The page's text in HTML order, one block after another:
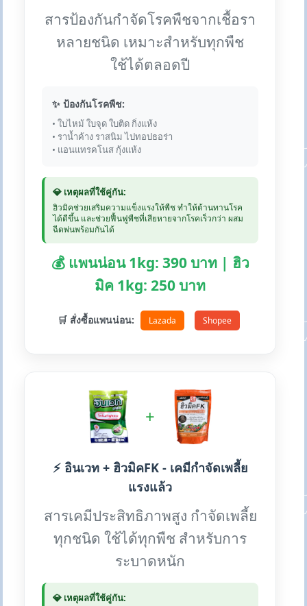
สารป้องกันกำจัดโรคพืชจากเชื้อรา
หลายชนิด เหมาะสำหรับทุกพืช
ใช้ได้ตลอดปี
✨ ป้องกันโรคพืช:
• ใบไหม้ ใบจุด ใบติด กิ่งแห้ง
• ราน้ำค้าง ราสนิม ไปทอปธอร่า
• แอนแทรคโนส กุ้งแห้ง
💎 เหตุผลที่ใช้คู่กัน:
ฮิวมิคช่วยเสริมความแข็งแรงให้พืช ทำให้ต้านทานโรค
ได้ดีขึ้น และช่วยฟื้นฟูพืชที่เสียหายจากโรคเร็วกว่า ผสม
ฉีดพ่นพร้อมกันได้
💰 แพนน่อน 1kg: 390 บาท | ฮิว
มิค 1kg: 250 บาท
🛒 สั่งซื้อแพนน่อน: Lazada Shopee
+
⚡ อินเวท + ฮิวมิคFK - เคมีกำจัดเพลี้ย
แรงแล้ว
สารเคมีประสิทธิภาพสูง กำจัดเพลี้ย
ทุกชนิด ใช้ได้ทุกพืช สำหรับการ
ระบาดหนัก
💎 เหตุผลที่ใช้คู่กัน: